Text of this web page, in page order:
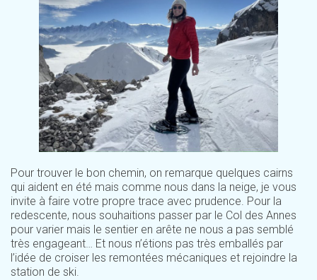
Pour trouver le bon chemin, on remarque quelques cairns
qui aident en été mais comme nous dans la neige, je vous
invite à faire votre propre trace avec prudence. Pour la
redescente, nous souhaitions passer par le Col des Annes
pour varier mais le sentier en arête ne nous a pas semblé
très engageant… Et nous n’étions pas très emballés par
l’idée de croiser les remontées mécaniques et rejoindre la
station de ski.